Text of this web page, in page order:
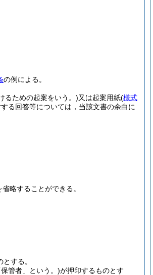
の例による。
るための起案をいう。)又は起案用紙(様式
る回答等については，当該文書の余白に
略することができる。
する。
管者」という。)が押印するものとす